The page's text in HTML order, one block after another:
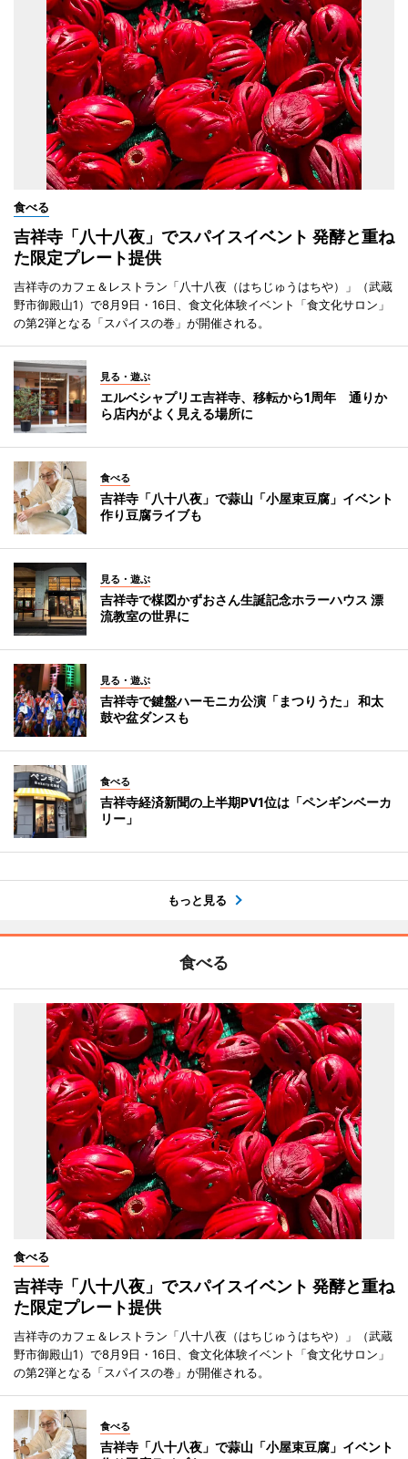
食べる
吉祥寺「八十八夜」でスパイスイベント 発酵と重ね
た限定プレート提供
吉祥寺のカフェ＆レストラン「八十八夜（はちじゅうはちや）」（武蔵
野市御殿山1）で8月9日・16日、食文化体験イベント「食文化サロン」
の第2弾となる「スパイスの巻」が開催される。
見る・遊ぶ
エルベシャプリエ吉祥寺、移転から1周年 通りか
ら店内がよく見える場所に
食べる
吉祥寺「八十八夜」で蒜山「小屋束豆腐」イベント
作り豆腐ライブも
見る・遊ぶ
吉祥寺で楳図かずおさん生誕記念ホラーハウス 漂
流教室の世界に
見る・遊ぶ
吉祥寺で鍵盤ハーモニカ公演「まつりうた」 和太
鼓や盆ダンスも
食べる
吉祥寺経済新聞の上半期PV1位は「ペンギンベーカ
リー」
もっと見る
食べる
食べる
吉祥寺「八十八夜」でスパイスイベント 発酵と重ね
た限定プレート提供
吉祥寺のカフェ＆レストラン「八十八夜（はちじゅうはちや）」（武蔵
野市御殿山1）で8月9日・16日、食文化体験イベント「食文化サロン」
の第2弾となる「スパイスの巻」が開催される。
食べる
吉祥寺「八十八夜」で蒜山「小屋束豆腐」イベント